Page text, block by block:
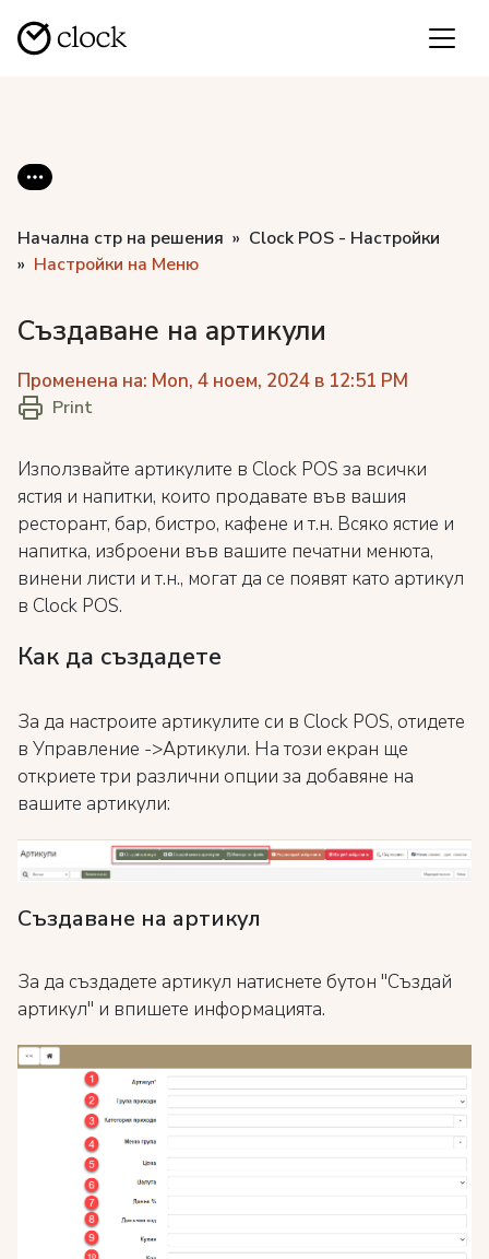
Начална стр на решения
Clock POS - Настройки
Настройки на Меню
Създаване на артикули
Променена на: Mon, 4 ноем, 2024 в 12:51 PM
Print
Използвайте артикулите в Clock POS за всички
ястия и напитки, които продавате във вашия
ресторант, бар, бистро, кафене и т.н. Всяко ястие и
напитка, изброени във вашите печатни менюта,
винени листи и т.н., могат да се появят като артикул
в Clock POS.
Как да създадете
За да настроите артикулите си в Clock POS, отидете
в Управление ->Артикули. На този екран ще
откриете три различни опции за добавяне на
вашите артикули:
Създаване на артикул
За да създадете артикул натиснете бутон "Създай
артикул" и впишете информацията.